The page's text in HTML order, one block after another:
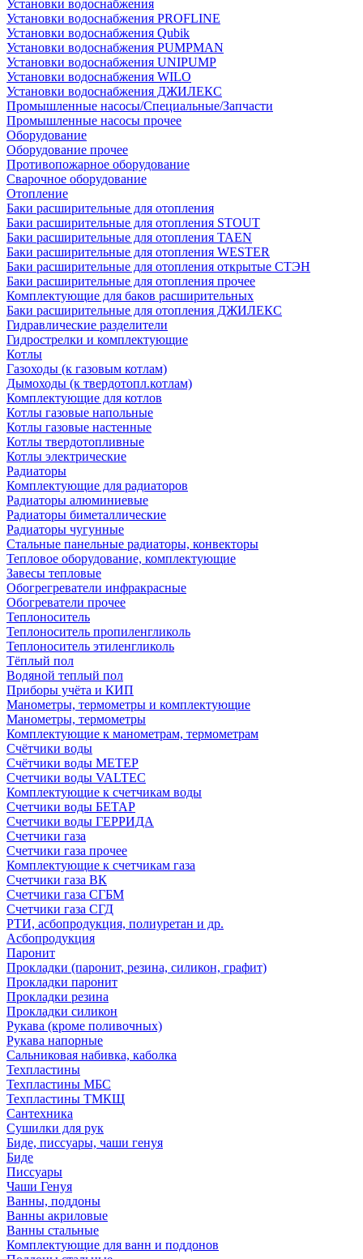
Установки водоснабжения
Установки водоснабжения PROFLINE
Установки водоснабжения Qubik
Установки водоснабжения PUMPMAN
Установки водоснабжения UNIPUMP
Установки водоснабжения WILO
Установки водоснабжения ДЖИЛЕКС
Промышленные насосы/Специальные/Запчасти
Промышленные насосы прочее
Оборудование
Оборудование прочее
Противопожарное оборудование
Сварочное оборудование
Отопление
Баки расширительные для отопления
Баки расширительные для отопления STOUT
Баки расширительные для отопления TAEN
Баки расширительные для отопления WESTER
Баки расширительные для отопления открытые СТЭН
Баки расширительные для отопления прочее
Комплектующие для баков расширительных
Баки расширительные для отопления ДЖИЛЕКС
Гидравлические разделители
Гидрострелки и комплектующие
Котлы
Газоходы (к газовым котлам)
Дымоходы (к твердотопл.котлам)
Комплектующие для котлов
Котлы газовые напольные
Котлы газовые настенные
Котлы твердотопливные
Котлы электрические
Радиаторы
Комплектующие для радиаторов
Радиаторы алюминиевые
Радиаторы биметаллические
Радиаторы чугунные
Стальные панельные радиаторы, конвекторы
Тепловое оборудование, комплектующие
Завесы тепловые
Обогрегреватели инфракрасные
Обогреватели прочее
Теплоноситель
Теплоноситель пропиленгликоль
Теплоноситель этиленгликоль
Тёплый пол
Водяной теплый пол
Приборы учёта и КИП
Манометры, термометры и комплектующие
Манометры, термометры
Комплектующие к манометрам, термометрам
Счётчики воды
Счётчики воды МЕТЕР
Счетчики воды VALTEC
Комплектующие к счетчикам воды
Счетчики воды БЕТАР
Счетчики воды ГЕРРИДА
Счетчики газа
Счетчики газа прочее
Комплектующие к счетчикам газа
Счетчики газа ВК
Счетчики газа СГБМ
Счетчики газа СГД
РТИ, асбопродукция, полиуретан и др.
Асбопродукция
Паронит
Прокладки (паронит, резина, силикон, графит)
Прокладки паронит
Прокладки резина
Прокладки силикон
Рукава (кроме поливочных)
Рукава напорные
Сальниковая набивка, каболка
Техпластины
Техпластины МБС
Техпластины ТМКЩ
Сантехника
Сушилки для рук
Биде, писсуары, чаши генуя
Биде
Писсуары
Чаши Генуя
Ванны, поддоны
Ванны акриловые
Ванны стальные
Комплектующие для ванн и поддонов